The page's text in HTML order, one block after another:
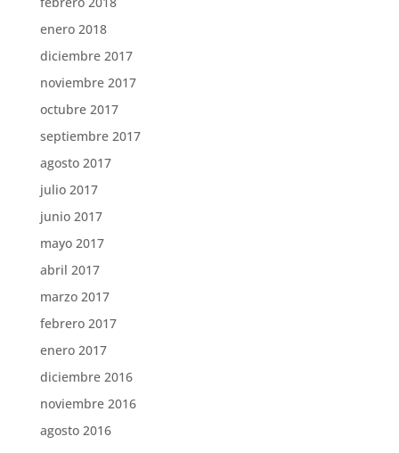
enero 2018
diciembre 2017
noviembre 2017
octubre 2017
septiembre 2017
agosto 2017
julio 2017
junio 2017
mayo 2017
abril 2017
marzo 2017
febrero 2017
enero 2017
diciembre 2016
noviembre 2016
agosto 2016